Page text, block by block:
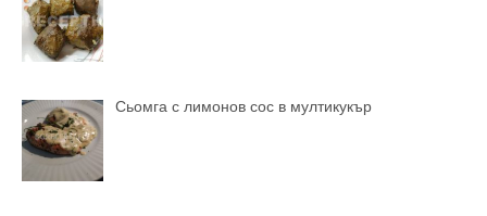
Сьомга с лимонов сос в мултикукър